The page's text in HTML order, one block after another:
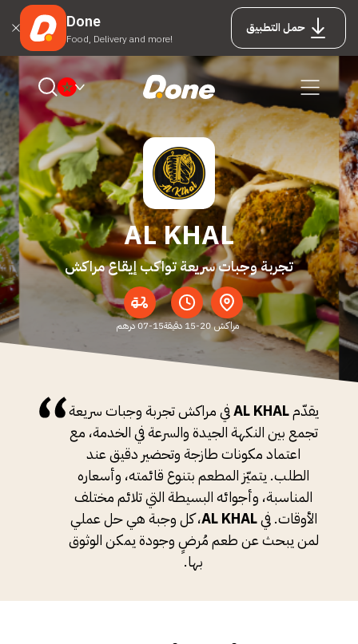
حمل التطبيق Done
Food, Delivery and more!
AL KHAL
تجربة وجبات سريعة تواكب إيقاع مراكش
مراكش 15-20 دقيقة 07-15 درهم
يقدّمAL KHALفي مراكش تجربة وجبات سريعة
تجمع بين النكهة الجيدة والسرعة في الخدمة، مع
اعتماد مكونات طازجة وتحضير دقيق عند
الطلب. يتميّز المطعم بتنوع قائمته، وأسعاره
المناسبة، وأجوائه البسيطة التي تلائم مختلف
الأوقات. فيAL KHAL، كل وجبة هي حل عملي
لمن يبحث عن طعم مُرضٍ وجودة يمكن الوثوق
بها.